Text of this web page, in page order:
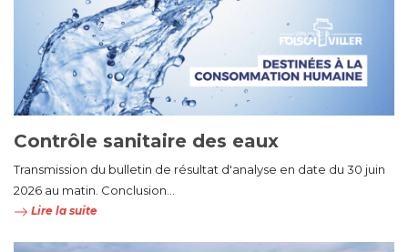
Contrôle sanitaire des eaux
Transmission du bulletin de résultat d'analyse en date du 30 juin
2026 au matin. Conclusion...
Lire la suite